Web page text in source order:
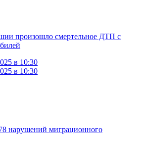
произошло смертельное ДТП с
в 10:30
в 10:30
нарушений миграционного